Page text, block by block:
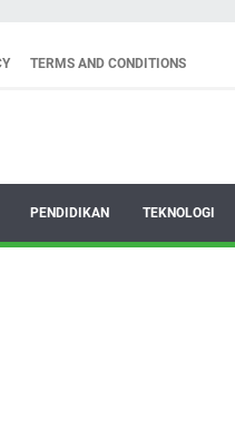
TERMS AND CONDITIONS
PENDIDIKAN TEKNOLOGI